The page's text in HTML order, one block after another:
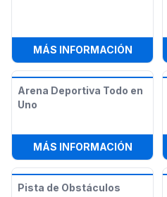
MÁS INFORMACIÓN:
Arena Deportiva Todo en
Uno
MÁS INFORMACIÓN:
Pista de Obstáculos